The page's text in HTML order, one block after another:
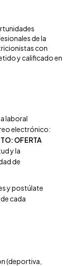
de la
con
y calificado en
laboral
electrónico:
OFERTA
y la
de
y postúlate
cada
(deportiva,